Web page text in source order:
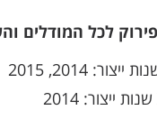
לכל המודלים